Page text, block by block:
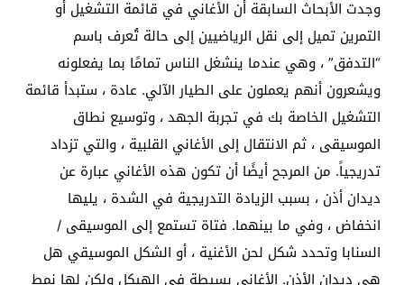
وجدت الأبحاث السابقة أن الأغاني في قائمة التشغيل أو
التمرين تميل إلى نقل الرياضيين إلى حالة تُعرف باسم
“التدفق” ، وهي عندما ينشغل الناس تمامًا بما يفعلونه
ويشعرون أنهم يعملون على الطيار الآلي. عادة ، ستبدأ قائمة
التشغيل الخاصة بك في تجربة الجهد ، وتوسيع نطاق
الموسيقى ، ثم الانتقال إلى الأغاني القلبية ، والتي تزداد
تدريجياً. من المرجح أيضًا أن تكون هذه الأغاني عبارة عن
ديدان أذن ، بسبب الزيادة التدريجية في الشدة ، يليها
انخفاض ، وفي ما بينهما. فتاة تستمع إلى الموسيقى /
السنابا وتحدد شكل لحن الأغنية ، أو الشكل الموسيقي هل
هي ديدان الأذن. الأغاني بسيطة في الهيكل ولكن لها نمط